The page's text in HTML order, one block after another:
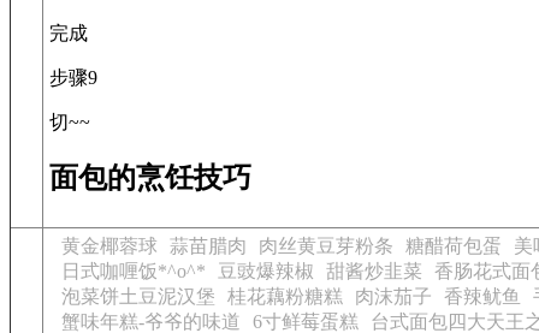
完成
步骤9
切~~
面包的烹饪技巧
黄金椰蓉球 蒜苗腊肉 肉丝黄豆芽粉条 糖醋荷包蛋
美
日式咖喱饭*^o^*
豆豉爆辣椒 甜酱炒韭菜
香肠花式面
泡菜饼土豆泥汉堡
桂花藕粉糖糕 肉沫茄子 香辣鱿鱼
蟹味年糕-爷爷的味道
6寸鲜莓蛋糕
台式面包四大天王